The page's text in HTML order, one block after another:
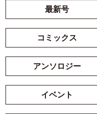
最新号
コミックス
アンソロジー
イベント